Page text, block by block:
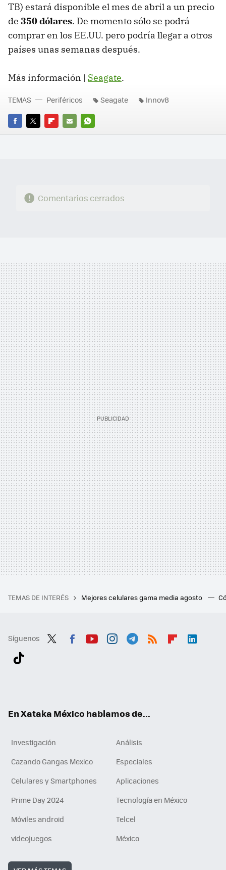
TB) estará disponible el mes de abril a un precio
de 350 dólares. De momento sólo se podrá
comprar en los EE.UU. pero podría llegar a otros
países unas semanas después.
Más información | Seagate.
FACEBOOK
TWITTERFLIPBOARD
E-
WHATSAPP
TEMAS Periféricos Seagate Innov8
Comentarios cerrados
TEMAS DE INTERÉS Mejores celulares gama media agosto
Síguenos
En Xataka México hablamos de...
Investigación
Análisis
Cazando Gangas Mexico
Especiales
Celulares y Smartphones
Aplicaciones
Prime Day 2024
Tecnología en México
Móviles android
Telcel
videojuegos
México